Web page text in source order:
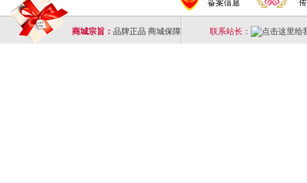
商城宗旨： 品牌正品 商城保障 联系站长：